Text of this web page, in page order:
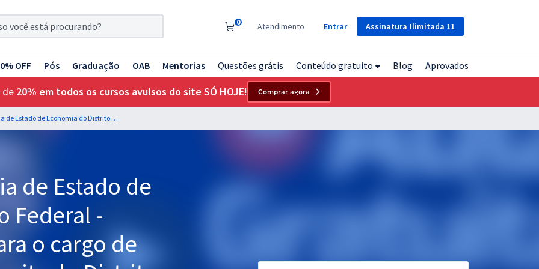
Assinatura Ilimitada 11
0 Atendimento Entrar
OFF Pós Graduação OAB Mentorias Questões grátis Conteúdo gratuito Blog Aprovados
de 20% em todos os cursos avulsos do site SÓ HOJE! Comprar agora
SEFAZ DF - Secretaria de Estado de Economia do Distrito Federal - Raciocínio Lógico para o cargo de Auditor Fiscal da Receita do Distrito Federal - Professor Sérgio Carvalho
de Estado de
Federal -
o cargo de